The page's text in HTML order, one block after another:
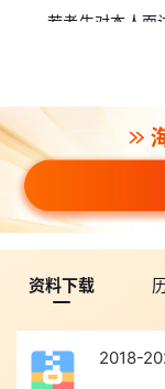
若考生对本人面
3. 后续认定流程
面试成绩合格
师资格考试合格证
领地教育局要求，
料完成教师资格认
点击查看
四、面试真题
2026年上半年教
资料下载
2018-